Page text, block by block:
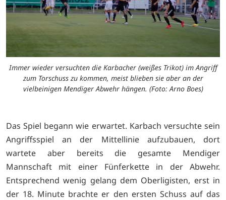
Immer wieder versuchten die Karbacher (weißes Trikot) im Angriff
zum Torschuss zu kommen, meist blieben sie aber an der
vielbeinigen Mendiger Abwehr hängen. (Foto: Arno Boes)
Das Spiel begann wie erwartet. Karbach versuchte sein
Angriffsspiel an der Mittellinie aufzubauen, dort
wartete aber bereits die gesamte Mendiger
Mannschaft mit einer Fünferkette in der Abwehr.
Entsprechend wenig gelang dem Oberligisten, erst in
der 18. Minute brachte er den ersten Schuss auf das